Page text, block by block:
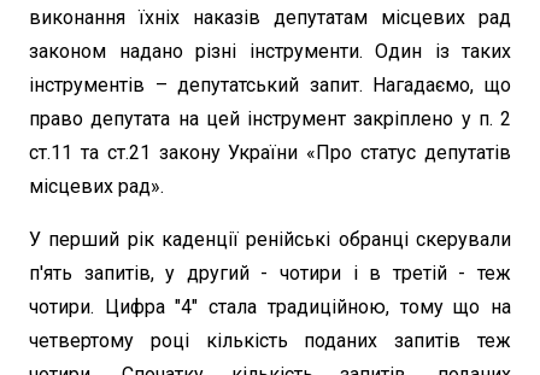
виконання їхніх наказів депутатам місцевих рад
законом надано різні інструменти. Один із таких
інструментів – депутатський запит. Нагадаємо, що
право депутата на цей інструмент закріплено у п. 2
ст.11 та ст.21 закону України «Про статус депутатів
місцевих рад».
У перший рік каденції ренійські обранці скерували
п'ять запитів, у другий - чотири і в третій - теж
чотири. Цифра "4" стала традиційною, тому що на
четвертому році кількість поданих запитів теж